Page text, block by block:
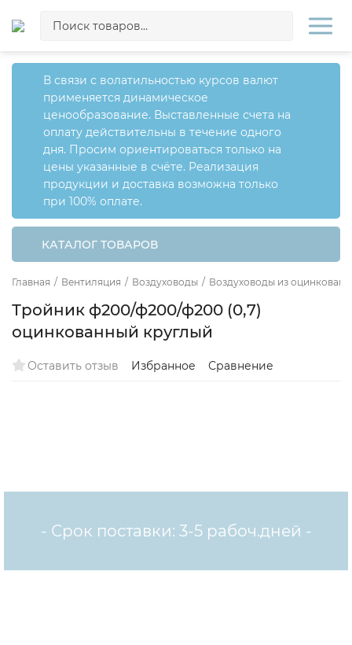
В связи с волатильностью курсов валют
применяется динамическое
ценообразование. Выставленные счета на
оплату действительны в течение одного
дня. Просим ориентироваться только на
цены указанные в счёте. Реализация
продукции и доставка возможна только
при 100% оплате.
КАТАЛОГ ТОВАРОВ
Главная / Вентиляция / Воздуховоды / Воздуховоды из
Тройник ф200/ф200/ф200 (0,7)
оцинкованный круглый
Оставить отзыв Избранное Сравнение
- Срок поставки: 3-5 рабоч.дней -